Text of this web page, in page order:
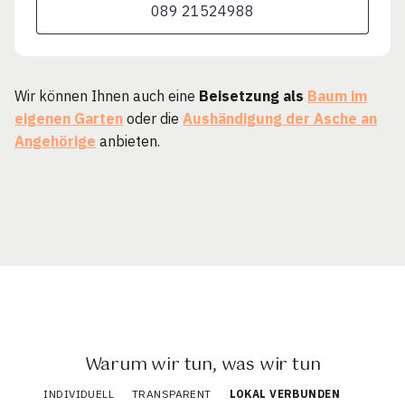
089 21524988
Wir können Ihnen auch eine Beisetzung als Baum im
eigenen Garten oder die Aushändigung der Asche an
Angehörige anbieten.
Warum wir tun, was wir tun
INDIVIDUELL TRANSPARENT LOKAL VERBUNDEN